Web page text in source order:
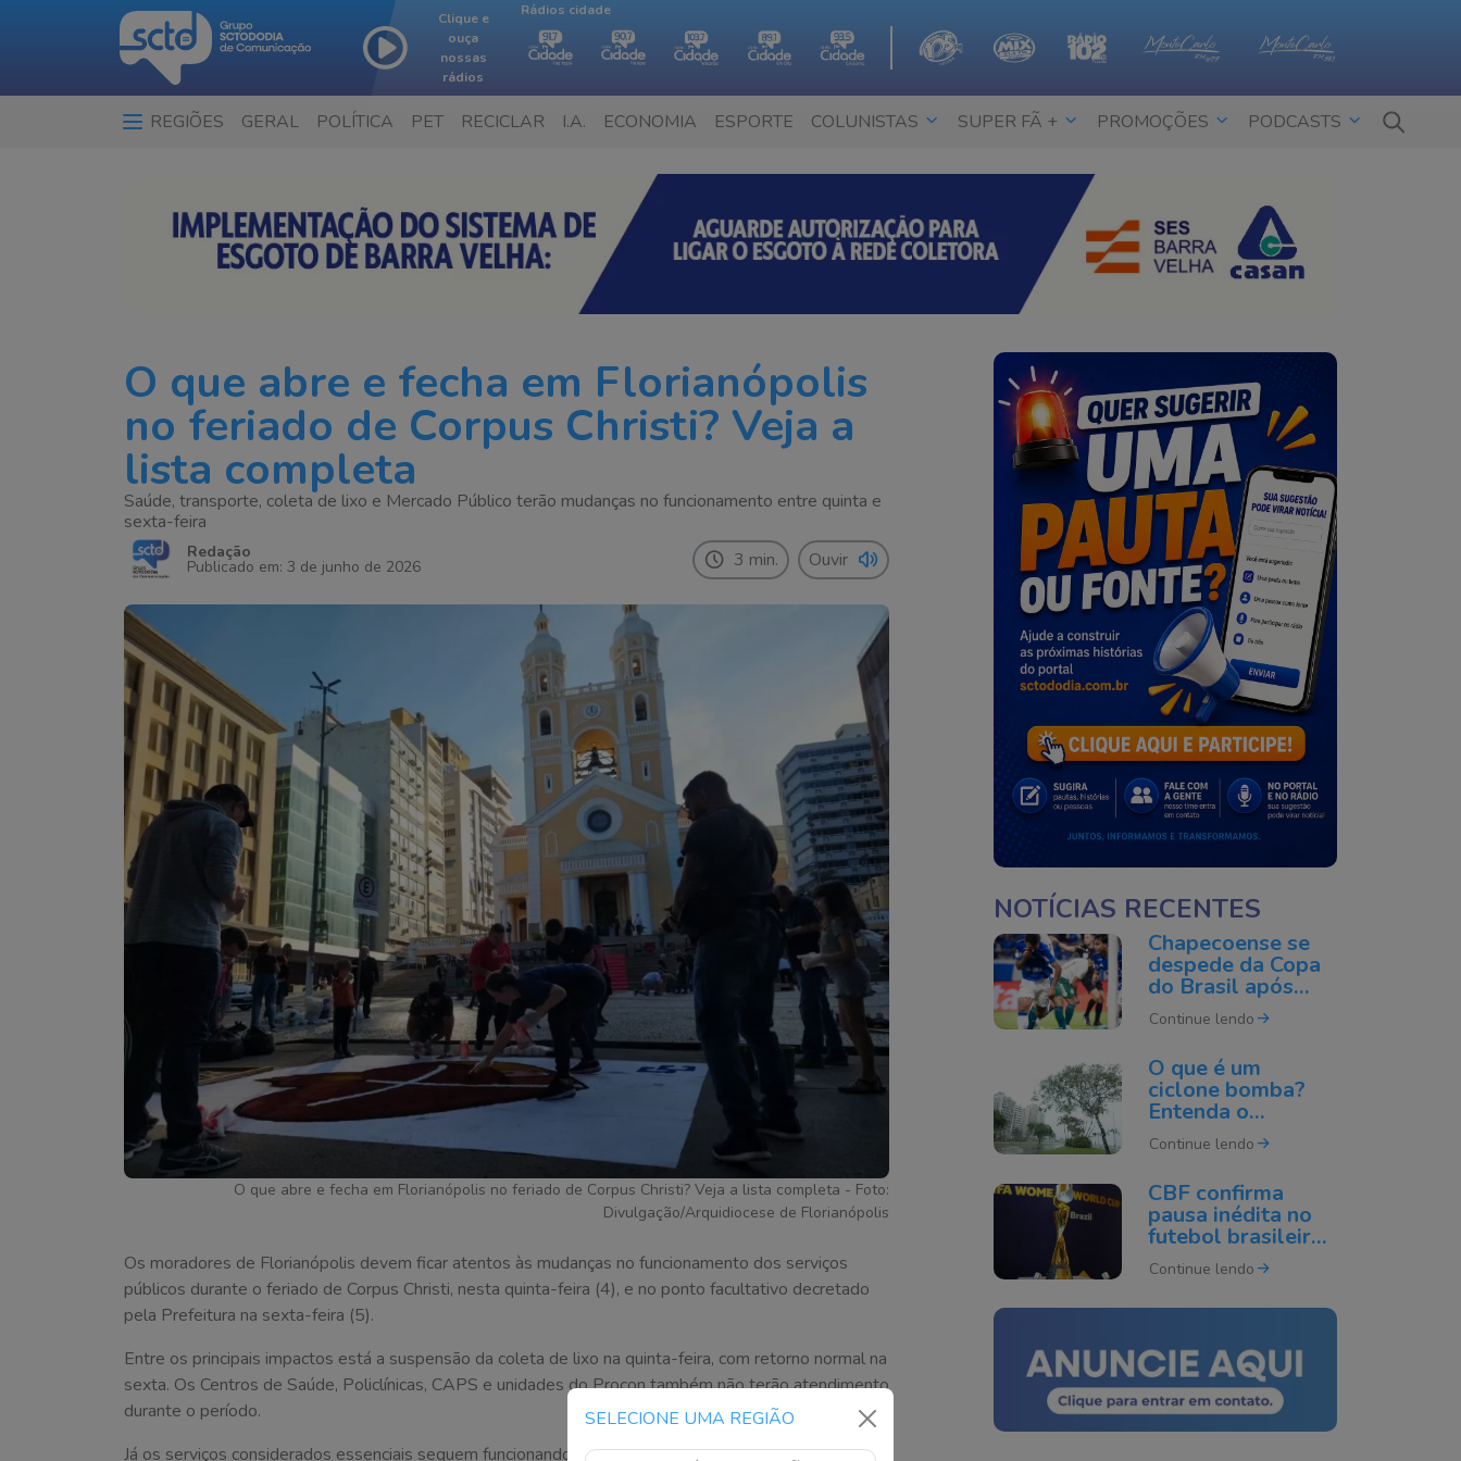
Clique e
ouça
nossas
rádios
Rádios cidade
REGIÕES GERAL POLÍTICA PET RECICLAR I.A. ECONOMIA ESPORTE COLUNISTAS SUPER FÃ + PROMOÇÕES PODCASTS
SELECIONE UMA REGIÃO
O que abre e fecha em Florianópolis
no feriado de Corpus Christi? Veja a
lista completa
Saúde, transporte, coleta de lixo e Mercado Público terão mudanças no funcionamento entre quinta e
sexta-feira
Redação
Publicado em: 3 de junho de 2026 3 min. Ouvir
O que abre e fecha em Florianópolis no feriado de Corpus Christi? Veja a lista completa - Foto:
Divulgação/Arquidiocese de Florianópolis
Os moradores de Florianópolis devem ficar atentos às mudanças no funcionamento dos serviços
públicos durante o feriado de Corpus Christi, nesta quinta-feira (4), e no ponto facultativo decretado
pela Prefeitura na sexta-feira (5).
Entre os principais impactos está a suspensão da coleta de lixo na quinta-feira, com retorno normal na
sexta. Os Centros de Saúde, Policlínicas, CAPS e unidades do Procon também não terão atendimento
durante o período.
Já os serviços considerados essenciais seguem funcionando normalmente. As Unidades de Pronto
NOTÍCIAS RECENTES
Chapecoense se
despede da Copa
do Brasil após
derrota para o
Cruzeiro
Continue lendo
O que é um
ciclone bomba?
Entenda o
fenômeno que
pode atingir o Sul
Continue lendo
CBF confirma
pausa inédita no
futebol brasileiro
por causa da Copa
do Mundo de 2027
Continue lendo